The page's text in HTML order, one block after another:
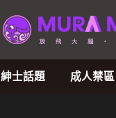
紳士話題 成人禁區